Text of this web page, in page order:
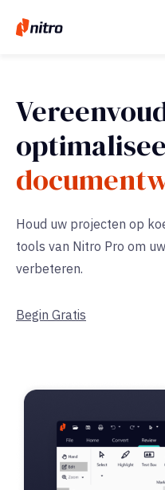
Houd uw projecten op
tools van Nitro Pro om
verbeteren.
Begin Gratis